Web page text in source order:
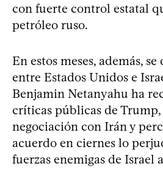
con fuerte control estatal
petróleo ruso.
En estos meses, además,
entre Estados Unidos e
Benjamin Netanyahu ha
críticas públicas de
negociación con Irán y
acuerdo en ciernes lo
fuerzas enemigas de Israel